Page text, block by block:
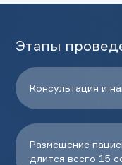
Этапы
Консультация и
Размещение
длится всего 15